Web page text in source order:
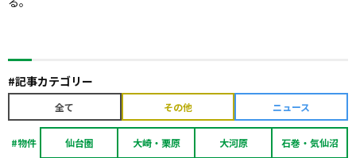
#記事カテゴリー
全て その他 ニュース
#物件 仙台圏 大崎・栗原 大河原 石巻・気仙沼